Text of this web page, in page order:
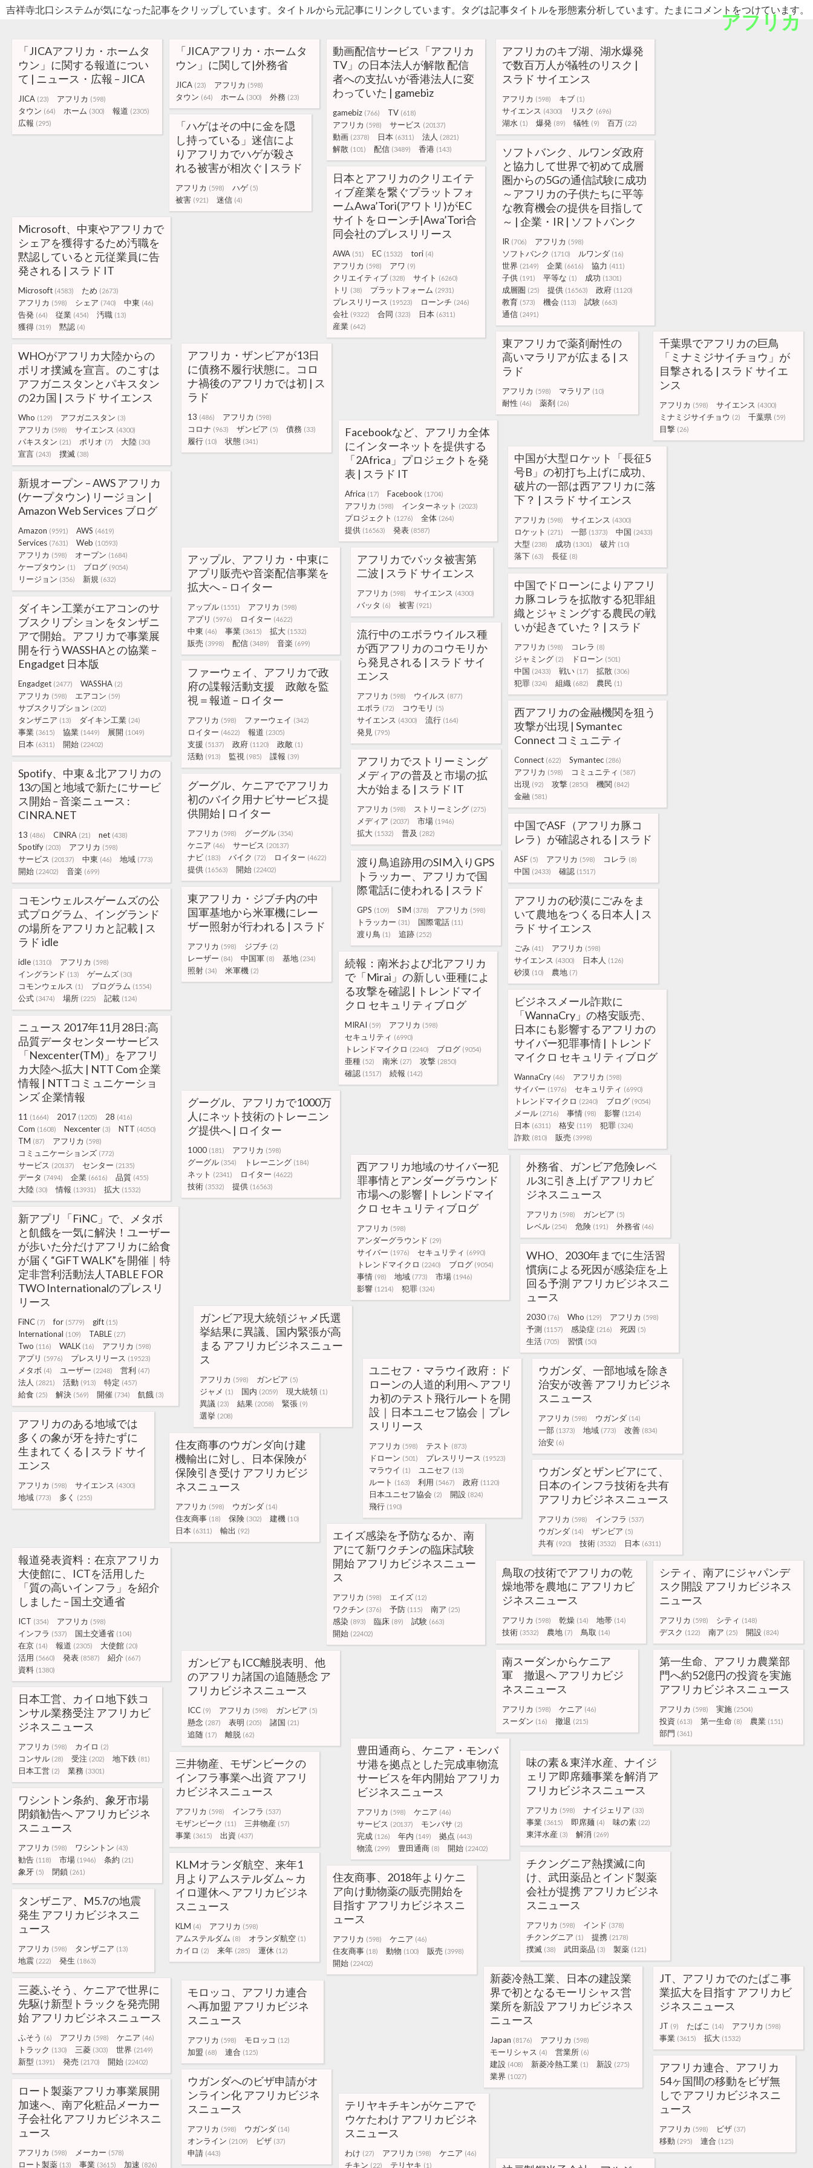
吉祥寺北口システムが気になった記事をクリップしています。タイトルから元記事にリンクしています。タグは記事タイトルを形態素分析しています。たまにコメントをつけています。
アフリカ
「JICAアフリカ・ホームタ
ウン」に関する報道につい
て | ニュース・広報 – JICA
JICA (23) アフリカ (598)
タウン (64) ホーム (300) 報道 (2305)
広報 (295)
「JICAアフリカ・ホームタ
ウン」に関して|外務省
JICA (23) アフリカ (598)
タウン (64) ホーム (300) 外務 (23)
動画配信サービス「アフリカ
TV」の日本法人が解散 配信
者への支払いが香港法人に変
わっていた | gamebiz
gamebiz (766) TV (618)
アフリカ (598) サービス (20137)
動画 (2378) 日本 (6311) 法人 (2821)
解散 (101) 配信 (3489) 香港 (143)
アフリカのキブ湖、湖水爆発
で数百万人が犠牲のリスク |
スラド サイエンス
アフリカ (598) キブ (1)
サイエンス (4300) リスク (696)
湖水 (1) 爆発 (89) 犠牲 (9) 百万 (22)
「ハゲはその中に金を隠
し持っている」迷信によ
りアフリカでハゲが殺さ
れる被害が相次ぐ | スラド
アフリカ (598) ハゲ (5)
被害 (921) 迷信 (4)
ソフトバンク、ルワンダ政府
と協力して世界で初めて成層
圏からの5Gの通信試験に成功
～アフリカの子供たちに平等
な教育機会の提供を目指して
～ | 企業・IR | ソフトバンク
IR (706) アフリカ (598)
ソフトバンク (1710) ルワンダ (16)
世界 (2149) 企業 (6616) 協力 (411)
子供 (191) 平等な (1) 成功 (1301)
成層圏 (25) 提供 (16563) 政府 (1120)
教育 (573) 機会 (113) 試験 (663)
通信 (2491)
日本とアフリカのクリエイテ
ィブ産業を繋ぐプラットフォ
ームAwa’Tori(アワトリ)がEC
サイトをローンチ|Awa’Tori合
同会社のプレスリリース
AWA (51) EC (1532) tori (4)
アフリカ (598) アワ (9)
クリエイティブ (328) サイト (6260)
トリ (38) プラットフォーム (2931)
プレスリリース (19523) ローンチ (246)
会社 (9322) 合同 (323) 日本 (6311)
産業 (642)
Microsoft、中東やアフリカで
シェアを獲得するため汚職を
黙認していると元従業員に告
発される | スラド IT
Microsoft (4583) ため (2673)
アフリカ (598) シェア (740) 中東 (46)
告発 (64) 従業 (454) 汚職 (13)
獲得 (319) 黙認 (4)
東アフリカで薬剤耐性の
高いマラリアが広まる | ス
ラド
アフリカ (598) マラリア (10)
耐性 (46) 薬剤 (26)
千葉県でアフリカの巨鳥
「ミナミジサイチョウ」が
目撃される | スラド サイエ
ンス
アフリカ (598) サイエンス (4300)
ミナミジサイチョウ (2) 千葉県 (59)
目撃 (26)
アフリカ・ザンビアが13日
に債務不履行状態に。コロ
ナ禍後のアフリカでは初 | ス
ラド
13 (486) アフリカ (598)
コロナ (963) ザンビア (5) 債務 (33)
履行 (10) 状態 (341)
WHOがアフリカ大陸からの
ポリオ撲滅を宣言。のこすは
アフガニスタンとパキスタン
の2カ国 | スラド サイエンス
Who (129) アフガニスタン (3)
アフリカ (598) サイエンス (4300)
パキスタン (21) ポリオ (7) 大陸 (30)
宣言 (243) 撲滅 (38)
Facebookなど、アフリカ全体
にインターネットを提供する
「2Africa」プロジェクトを発
表 | スラド IT
Africa (17) Facebook (1704)
アフリカ (598) インターネット (2023)
プロジェクト (1276) 全体 (264)
提供 (16563) 発表 (8587)
中国が大型ロケット「長征5
号B」の初打ち上げに成功、
破片の一部は西アフリカに落
下？ | スラド サイエンス
アフリカ (598) サイエンス (4300)
ロケット (271) 一部 (1373) 中国 (2433)
大型 (238) 成功 (1301) 破片 (10)
落下 (63) 長征 (8)
新規オープン – AWS アフリカ
(ケープタウン) リージョン |
Amazon Web Services ブログ
Amazon (9591) AWS (4619)
Services (7631) Web (10593)
アフリカ (598) オープン (1684)
ケープタウン (1) ブログ (9054)
リージョン (356) 新規 (632)
アップル、アフリカ・中東に
アプリ販売や音楽配信事業を
拡大へ – ロイター
アップル (1551) アフリカ (598)
アプリ (5976) ロイター (4622)
中東 (46) 事業 (3615) 拡大 (1532)
販売 (3998) 配信 (3489) 音楽 (699)
アフリカでバッタ被害第
二波 | スラド サイエンス
アフリカ (598) サイエンス (4300)
バッタ (6) 被害 (921)
中国でドローンによりアフリ
カ豚コレラを拡散する犯罪組
織とジャミングする農民の戦
いが起きていた？ | スラド
アフリカ (598) コレラ (8)
ジャミング (2) ドローン (501)
中国 (2433) 戦い (17) 拡散 (306)
犯罪 (324) 組織 (682) 農民 (1)
ダイキン工業がエアコンのサ
ブスクリプションをタンザニ
アで開始。アフリカで事業展
開を行うWASSHAとの協業 –
Engadget 日本版
Engadget (2477) WASSHA (2)
アフリカ (598) エアコン (59)
サブスクリプション (202)
タンザニア (13) ダイキン工業 (24)
事業 (3615) 協業 (1449) 展開 (1049)
日本 (6311) 開始 (22402)
ファーウェイ、アフリカで政
府の諜報活動支援 政敵を監
視＝報道 – ロイター
アフリカ (598) ファーウェイ (342)
ロイター (4622) 報道 (2305)
支援 (5137) 政府 (1120) 政敵 (1)
活動 (913) 監視 (985) 諜報 (39)
流行中のエボラウイルス種
が西アフリカのコウモリか
ら発見される | スラド サイ
エンス
アフリカ (598) ウイルス (877)
エボラ (72) コウモリ (5)
サイエンス (4300) 流行 (164)
発見 (795)
西アフリカの金融機関を狙う
攻撃が出現 | Symantec
Connect コミュニティ
Connect (622) Symantec (286)
アフリカ (598) コミュニティ (587)
出現 (92) 攻撃 (2850) 機関 (842)
金融 (581)
アフリカでストリーミング
メディアの普及と市場の拡
大が始まる | スラド IT
アフリカ (598) ストリーミング (275)
メディア (2037) 市場 (1946)
拡大 (1532) 普及 (282)
Spotify、中東＆北アフリカの
13の国と地域で新たにサービ
ス開始 – 音楽ニュース :
CINRA.NET
13 (486) CINRA (21) net (438)
Spotify (203) アフリカ (598)
サービス (20137) 中東 (46) 地域 (773)
開始 (22402) 音楽 (699)
グーグル、ケニアでアフリカ
初のバイク用ナビサービス提
供開始 | ロイター
アフリカ (598) グーグル (354)
ケニア (46) サービス (20137)
ナビ (183) バイク (72) ロイター (4622)
提供 (16563) 開始 (22402)
中国でASF（アフリカ豚コ
レラ）が確認される | スラド
ASF (5) アフリカ (598) コレラ (8)
中国 (2433) 確認 (1517)
渡り鳥追跡用のSIM入りGPS
トラッカー、アフリカで国
際電話に使われる | スラド
GPS (109) SIM (378) アフリカ (598)
トラッカー (31) 国際電話 (11)
渡り鳥 (1) 追跡 (252)
東アフリカ・ジブチ内の中
国軍基地から米軍機にレー
ザー照射が行われる | スラド
アフリカ (598) ジブチ (2)
レーザー (84) 中国軍 (8) 基地 (234)
照射 (34) 米軍機 (2)
コモンウェルスゲームズの公
式プログラム、イングランド
の場所をアフリカと記載 | ス
ラド idle
idle (1310) アフリカ (598)
イングランド (13) ゲームズ (30)
コモンウェルス (1) プログラム (1554)
公式 (3474) 場所 (225) 記載 (124)
アフリカの砂漠にごみをま
いて農地をつくる日本人 | ス
ラド サイエンス
ごみ (41) アフリカ (598)
サイエンス (4300) 日本人 (126)
砂漠 (10) 農地 (7)
続報：南米および北アフリカ
で「Mirai」の新しい亜種によ
る攻撃を確認 | トレンドマイ
クロ セキュリティブログ
MIRAI (59) アフリカ (598)
セキュリティ (6990)
トレンドマイクロ (2240) ブログ (9054)
亜種 (52) 南米 (27) 攻撃 (2850)
確認 (1517) 続報 (142)
ビジネスメール詐欺に
「WannaCry」の格安販売、
日本にも影響するアフリカの
サイバー犯罪事情 | トレンド
マイクロ セキュリティブログ
WannaCry (46) アフリカ (598)
サイバー (1976) セキュリティ (6990)
トレンドマイクロ (2240) ブログ (9054)
メール (2716) 事情 (98) 影響 (1214)
日本 (6311) 格安 (119) 犯罪 (324)
詐欺 (810) 販売 (3998)
ニュース 2017年11月28日:高
品質データセンターサービス
「Nexcenter(TM)」をアフリ
カ大陸へ拡大 | NTT Com 企業
情報 | NTTコミュニケーショ
ンズ 企業情報
11 (1664) 2017 (1205) 28 (416)
Com (1608) Nexcenter (3) NTT (4050)
TM (87) アフリカ (598)
コミュニケーションズ (772)
サービス (20137) センター (2135)
データ (7494) 企業 (6616) 品質 (455)
大陸 (30) 情報 (13931) 拡大 (1532)
グーグル、アフリカで1000万
人にネット技術のトレーニン
グ提供へ | ロイター
1000 (181) アフリカ (598)
グーグル (354) トレーニング (184)
ネット (2341) ロイター (4622)
技術 (3532) 提供 (16563)
西アフリカ地域のサイバー犯
罪事情とアンダーグラウンド
市場への影響 | トレンドマイ
クロ セキュリティブログ
アフリカ (598)
アンダーグラウンド (29)
サイバー (1976) セキュリティ (6990)
トレンドマイクロ (2240) ブログ (9054)
事情 (98) 地域 (773) 市場 (1946)
影響 (1214) 犯罪 (324)
外務省、ガンビア危険レベ
ル3に引き上げ アフリカビ
ジネスニュース
アフリカ (598) ガンビア (5)
レベル (254) 危険 (191) 外務省 (46)
新アプリ「FiNC」で、メタボ
と飢餓を一気に解決！ユーザー
が歩いた分だけアフリカに給食
が届く“GiFT WALK”を開催｜特
定非営利活動法人TABLE FOR
TWO Internationalのプレスリ
リース
FiNC (7) for (5779) gift (15)
International (109) TABLE (27)
Two (116) WALK (16) アフリカ (598)
アプリ (5976) プレスリリース (19523)
メタボ (4) ユーザー (2248) 営利 (47)
法人 (2821) 活動 (913) 特定 (457)
給食 (25) 解決 (569) 開催 (734) 飢餓 (3)
WHO、2030年までに生活習
慣病による死因が感染症を上
回る予測 アフリカビジネスニ
ュース
2030 (76) Who (129) アフリカ (598)
予測 (1157) 感染症 (216) 死因 (5)
生活 (705) 習慣 (50)
ガンビア現大統領ジャメ氏選
挙結果に異議、国内緊張が高
まる アフリカビジネスニュー
ス
アフリカ (598) ガンビア (5)
ジャメ (1) 国内 (2059) 現大統領 (1)
異議 (23) 結果 (2058) 緊張 (9)
選挙 (208)
ユニセフ・マラウイ政府：ド
ローンの人道的利用へ アフリ
カ初のテスト飛行ルートを開
設｜日本ユニセフ協会｜プレ
スリリース
アフリカ (598) テスト (873)
ドローン (501) プレスリリース (19523)
マラウイ (1) ユニセフ (13)
ルート (163) 利用 (5467) 政府 (1120)
日本ユニセフ協会 (2) 開設 (824)
飛行 (190)
ウガンダ、一部地域を除き
治安が改善 アフリカビジネ
スニュース
アフリカ (598) ウガンダ (14)
一部 (1373) 地域 (773) 改善 (834)
治安 (6)
アフリカのある地域では
多くの象が牙を持たずに
生まれてくる | スラド サイ
エンス
アフリカ (598) サイエンス (4300)
地域 (773) 多く (255)
住友商事のウガンダ向け建
機輸出に対し、日本保険が
保険引き受け アフリカビジ
ネスニュース
アフリカ (598) ウガンダ (14)
住友商事 (18) 保険 (302) 建機 (10)
日本 (6311) 輸出 (92)
ウガンダとザンビアにて、
日本のインフラ技術を共有
アフリカビジネスニュース
アフリカ (598) インフラ (537)
ウガンダ (14) ザンビア (5)
共有 (920) 技術 (3532) 日本 (6311)
エイズ感染を予防なるか、南
アにて新ワクチンの臨床試験
開始 アフリカビジネスニュー
ス
アフリカ (598) エイズ (12)
ワクチン (376) 予防 (115) 南ア (25)
感染 (893) 臨床 (89) 試験 (663)
開始 (22402)
報道発表資料：在京アフリカ
大使館に、ICTを活用した
「質の高いインフラ」を紹介
しました – 国土交通省
ICT (354) アフリカ (598)
インフラ (537) 国土交通省 (104)
在京 (14) 報道 (2305) 大使館 (20)
活用 (5660) 発表 (8587) 紹介 (667)
資料 (1380)
鳥取の技術でアフリカの乾
燥地帯を農地に アフリカビ
ジネスニュース
アフリカ (598) 乾燥 (14) 地帯 (14)
技術 (3532) 農地 (7) 鳥取 (14)
シティ、南アにジャパンデ
スク開設 アフリカビジネス
ニュース
アフリカ (598) シティ (148)
デスク (122) 南ア (25) 開設 (824)
南スーダンからケニア
軍 撤退へ アフリカビジ
ネスニュース
アフリカ (598) ケニア (46)
スーダン (16) 撤退 (215)
第一生命、アフリカ農業部
門へ約52億円の投資を実施
アフリカビジネスニュース
アフリカ (598) 実施 (2504)
投資 (613) 第一生命 (8) 農業 (151)
部門 (361)
ガンビアもICC離脱表明、他
のアフリカ諸国の追随懸念 ア
フリカビジネスニュース
ICC (9) アフリカ (598) ガンビア (5)
懸念 (287) 表明 (205) 諸国 (21)
追随 (17) 離脱 (62)
日本工営、カイロ地下鉄コ
ンサル業務受注 アフリカビ
ジネスニュース
アフリカ (598) カイロ (2)
コンサル (28) 受注 (202) 地下鉄 (81)
日本工営 (2) 業務 (3301)
豊田通商ら、ケニア・モンバ
サ港を拠点とした完成車物流
サービスを年内開始 アフリカ
ビジネスニュース
アフリカ (598) ケニア (46)
サービス (20137) モンバサ (2)
完成 (126) 年内 (149) 拠点 (443)
物流 (299) 豊田通商 (8) 開始 (22402)
味の素＆東洋水産、ナイジ
ェリア即席麺事業を解消 ア
フリカビジネスニュース
アフリカ (598) ナイジェリア (33)
事業 (3615) 即席麺 (4) 味の素 (22)
東洋水産 (3) 解消 (269)
三井物産、モザンビークの
インフラ事業へ出資 アフリ
カビジネスニュース
アフリカ (598) インフラ (537)
モザンビーク (11) 三井物産 (57)
事業 (3615) 出資 (437)
ワシントン条約、象牙市場
閉鎖勧告へ アフリカビジネ
スニュース
アフリカ (598) ワシントン (43)
勧告 (118) 市場 (1946) 条約 (21)
象牙 (5) 閉鎖 (261)
チクングニア熱撲滅に向
け、武田薬品とインド製薬
会社が提携 アフリカビジネ
スニュース
アフリカ (598) インド (378)
チクングニア (1) 提携 (2178)
撲滅 (38) 武田薬品 (3) 製薬 (121)
KLMオランダ航空、来年1
月よりアムステルダム～カ
イロ運休へ アフリカビジネ
スニュース
KLM (4) アフリカ (598)
アムステルダム (8) オランダ航空 (1)
カイロ (2) 来年 (285) 運休 (12)
住友商事、2018年よりケニ
ア向け動物薬の販売開始を
目指す アフリカビジネスニ
ュース
アフリカ (598) ケニア (46)
住友商事 (18) 動物 (100) 販売 (3998)
開始 (22402)
タンザニア、M5.7の地震
発生 アフリカビジネスニ
ュース
アフリカ (598) タンザニア (13)
地震 (222) 発生 (1863)
新菱冷熱工業、日本の建設業
界で初となるモーリシャス営
業所を新設 アフリカビジネス
ニュース
Japan (8176) アフリカ (598)
モーリシャス (4) 営業所 (6)
建設 (408) 新菱冷熱工業 (1) 新設 (275)
業界 (1027)
三菱ふそう、ケニアで世界に
先駆け新型トラックを発売開
始 アフリカビジネスニュース
ふそう (6) アフリカ (598) ケニア (46)
トラック (130) 三菱 (303) 世界 (2149)
新型 (1391) 発売 (2170) 開始 (22402)
JT、アフリカでのたばこ事
業拡大を目指す アフリカビ
ジネスニュース
JT (9) たばこ (14) アフリカ (598)
事業 (3615) 拡大 (1532)
モロッコ、アフリカ連合
へ再加盟 アフリカビジネ
スニュース
アフリカ (598) モロッコ (12)
加盟 (68) 連合 (125)
アフリカ連合、アフリカ
54ヶ国間の移動をビザ無
しで アフリカビジネスニ
ュース
アフリカ (598) ビザ (37)
移動 (295) 連合 (125)
ウガンダへのビザ申請がオ
ンライン化 アフリカビジネ
スニュース
アフリカ (598) ウガンダ (14)
オンライン (2109) ビザ (37)
申請 (443)
ロート製薬アフリカ事業展開
加速へ、南ア化粧品メーカー
子会社化 アフリカビジネスニ
ュース
アフリカ (598) メーカー (578)
ロート製薬 (13) 事業 (3615) 加速 (826)
テリヤキチキンがケニアで
ウケたわけ アフリカビジネ
スニュース
わけ (27) アフリカ (598) ケニア (46)
チキン (22) テリヤキ (1)